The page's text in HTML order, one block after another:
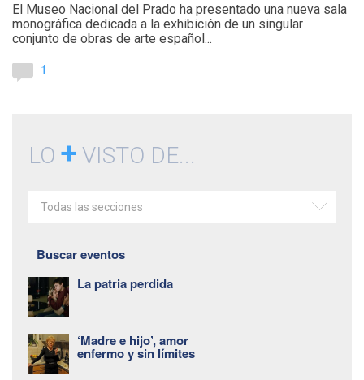
El Museo Nacional del Prado ha presentado una nueva sala
monográfica dedicada a la exhibición de un singular
conjunto de obras de arte español...
1
LO + VISTO DE...
Todas las secciones
Buscar eventos
La patria perdida
‘Madre e hijo’, amor
enfermo y sin límites